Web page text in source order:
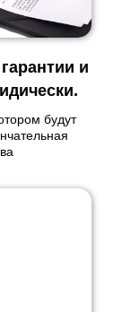
и
будут